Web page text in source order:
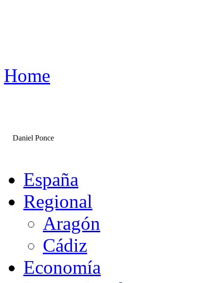
Home
Daniel Ponce
España
Regional
Aragón
Cádiz
Economía